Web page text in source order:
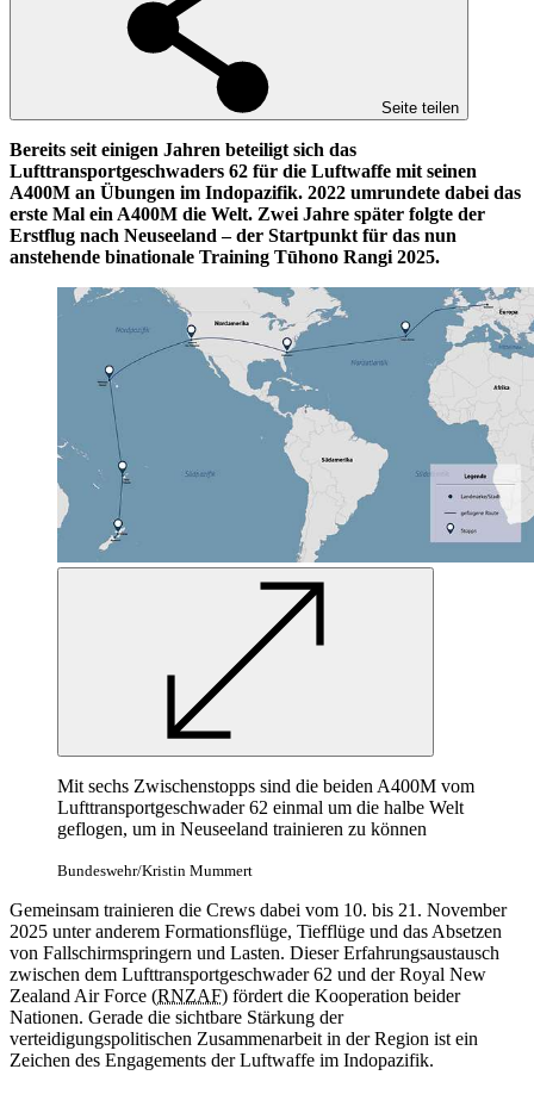
Seite teilen
Bereits seit einigen Jahren beteiligt sich das
Lufttransportgeschwaders 62 für die Luftwaffe mit seinen
A400M an Übungen im Indopazifik. 2022 umrundete dabei das
erste Mal ein A400M die Welt. Zwei Jahre später folgte der
Erstflug nach Neuseeland – der Startpunkt für das nun
anstehende binationale Training Tūhono Rangi 2025.
Mit sechs Zwischenstopps sind die beiden A400M vom
Lufttransportgeschwader 62 einmal um die halbe Welt
geflogen, um in Neuseeland trainieren zu können
Bundeswehr/Kristin Mummert
Gemeinsam trainieren die Crews dabei vom 10. bis 21. November
2025 unter anderem Formationsflüge, Tiefflüge und das Absetzen
von Fallschirmspringern und Lasten. Dieser Erfahrungsaustausch
zwischen dem Lufttransportgeschwader 62 und der Royal New
Zealand Air Force (RNZAF) fördert die Kooperation beider
Nationen. Gerade die sichtbare Stärkung der
verteidigungspolitischen Zusammenarbeit in der Region ist ein
Zeichen des Engagements der Luftwaffe im Indopazifik.